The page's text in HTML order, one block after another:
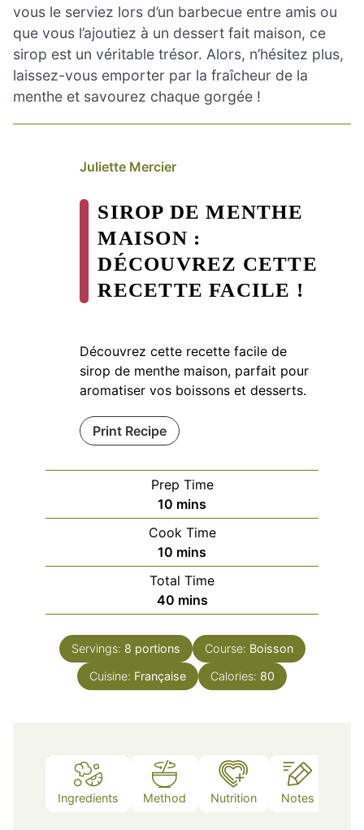
vous le serviez lors d’un barbecue entre amis ou
que vous l’ajoutiez à un dessert fait maison, ce
sirop est un véritable trésor. Alors, n’hésitez plus,
laissez-vous emporter par la fraîcheur de la
menthe et savourez chaque gorgée !
Juliette Mercier
SIROP DE MENTHE
MAISON :
DÉCOUVREZ CETTE
RECETTE FACILE !
Découvrez cette recette facile de
sirop de menthe maison, parfait pour
aromatiser vos boissons et desserts.
Print Recipe
Prep Time
10 minutes
mins
Cook Time
10 minutes
mins
Total Time
40minutes
mins
Servings: 8 portions Course: Boisson
Cuisine: Française Calories: 80
Ingredients Method Nutrition Notes